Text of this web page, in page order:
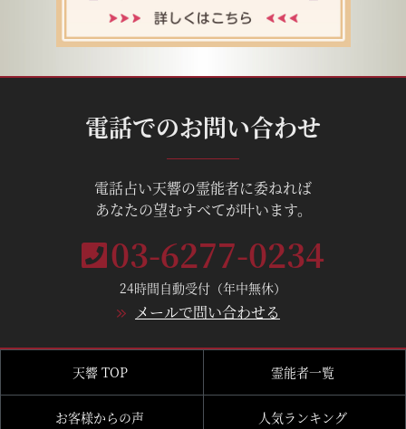
電話でのお問い合わせ
電話占い天響の霊能者に委ねれば
あなたの望むすべてが叶います。
03-6277-0234
24時間自動受付（年中無休）
メールで問い合わせる
天響 TOP 霊能者一覧
お客様からの声 人気ランキング